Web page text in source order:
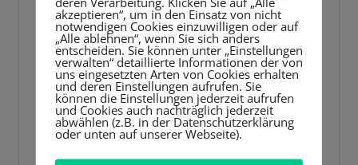
akzeptieren“, um in den Einsatz von nicht
notwendigen Cookies einzuwilligen oder auf
„Alle ablehnen“, wenn Sie sich anders
entscheiden. Sie können unter „Einstellungen
verwalten“ detaillierte Informationen der von
uns eingesetzten Arten von Cookies erhalten
und deren Einstellungen aufrufen. Sie
können die Einstellungen jederzeit aufrufen
und Cookies auch nachträglich jederzeit
abwählen (z.B. in der Datenschutzerklärung
oder unten auf unserer Webseite).